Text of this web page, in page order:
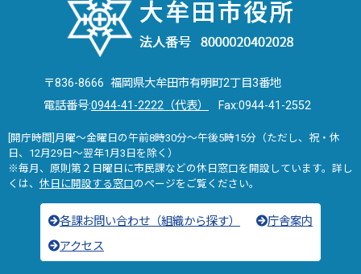
〒836-8666 福岡県大牟田市有明町2丁目3番地
電話番号:0944-41-2222（代表） Fax:0944-41-2552
[開庁時間]月曜～金曜日の午前8時30分～午後5時15分（ただし、祝・休
日、12月29日～翌年1月3日を除く）
※毎月、原則第２日曜日に市民課などの休日窓口を開設しています。詳し
くは、 休日に開設する窓口のページをご覧ください。
各課お問い合わせ（組織から探す）
庁舎案内
アクセス